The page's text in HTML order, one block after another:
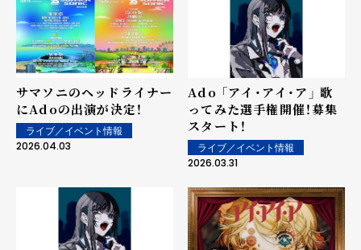
サマソニのヘッドライナー
にAdoの出演が決定！
ライブ／イベント情報
2026.04.03
Ado 「アイ・アイ・ア」 歌
ってみた選手権開催！募集
スタート！
ライブ／イベント情報
2026.03.31